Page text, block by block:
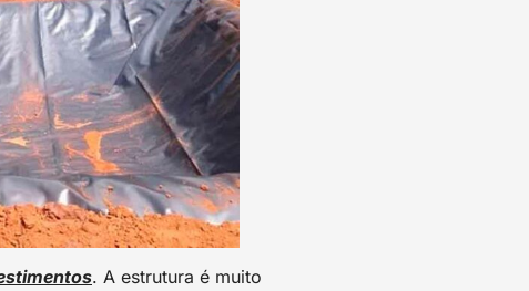
. A estrutura é muito